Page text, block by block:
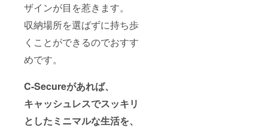
ザインが目を惹きます。
収納場所を選ばずに持ち歩
くことができるのでおすす
めです。
C-Secureがあれば、
キャッシュレスでスッキリ
としたミニマルな生活を、